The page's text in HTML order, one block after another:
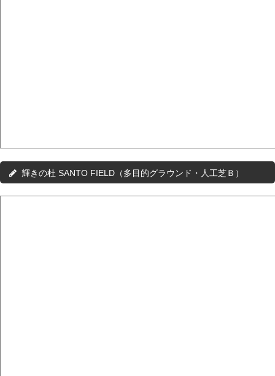
輝きの杜 SANTO FIELD（多目的グラウンド・人工芝Ｂ）